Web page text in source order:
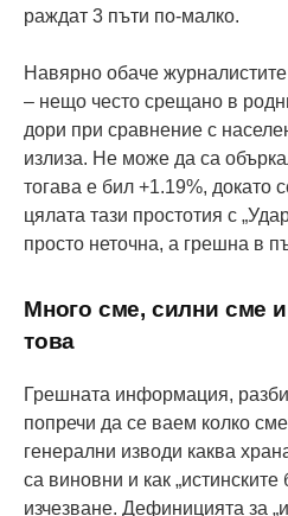
раждат 3 пъти по-малко.
Навярно обаче
– нещо често срещано в
дори при сравнение с
излиза. Не може да са
тогава е бил +1.19%, докато
цялата тази простотия с
просто неточна, а грешна в
Много сме, силни сме
това
Грешната информация,
попречи да се ваем колко
генерални изводи каква
са виновни и как „истинските
изчезване. Дефиницията за